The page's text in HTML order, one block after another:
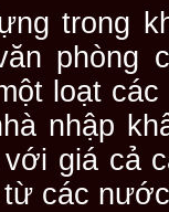
trong
phòng
loạt
nhập
giá cả
các